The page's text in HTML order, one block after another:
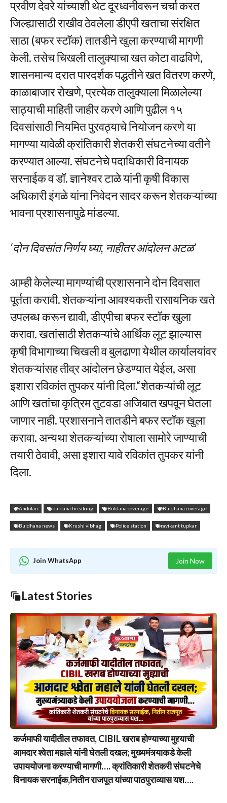
प्रवीण देवरे यांच्याशी थेट दूरध्वनीवरून चर्चा करत
जिल्ह्यासाठी राखीव ठेवलेला डीएपी खताचा संरक्षित
साठा (बफर स्टॉक) तातडीने खुला करण्याची मागणी
केली. तसेच चिखली तालुक्याचा खत कोटा वाढविणे,
शासनमान्य दरात पारदर्शक पद्धतीने खत वितरण करणे,
काळाबाजार रोखणे, प्रत्येक तालुक्याला मिळालेल्या
साठ्याची माहिती जाहीर करणे आणि पुढील १५
दिवसांसाठी नियमित पुरवठ्याचे नियोजन करणे या
मागण्या यावेळी क्रांतिकारी शेतकरी संघटनेच्या वतीने
करण्यात आल्या. संघटनेचे पदाधिकारी विनायक
सरनाईक व डॉ. ज्ञानेश्वर टाळे यांनी कृषी विकास
अधिकारी इंगळे यांना निवेदन सादर करून शेतकऱ्यांच्या
भावना प्रशासनापुढे मांडल्या.
‘दोन दिवसांत निर्णय घ्या, नाहीतर आंदोलन अटळ’
आम्ही केलेल्या मागण्यांची प्रशासनाने दोन दिवसात
पूर्तता करावी. शेतकऱ्यांना आवश्यकती रासायनिक खते
उपलब्ध करून द्यावी, डीएपीचा बफर स्टॉक खुला
करावा. खतांसाठी शेतकऱ्यांचे आर्थिक लूट झाल्यास
कृषी विभागाच्या चिखली व बुलढाणा येथील कार्यालयांवर
शेतकऱ्यांसह तीव्र आंदोलन छेडण्यात येईल, असा
इशारा रविकांत तुपकर यांनी दिला.“शेतकऱ्यांची लूट
आणि खतांचा कृत्रिम तुटवडा अजिबात खपवून घेतला
जाणार नाही. प्रशासनाने तातडीने बफर स्टॉक खुला
करावा. अन्यथा शेतकऱ्यांच्या रोषाला सामोरे जाण्याची
तयारी ठेवावी, असा इशारा यावे रविकांत तुपकर यांनी
दिला.
Andolan buldana breaking Buldana coverage Buldhana coverage
Buldhana news Krushi vibhag Police station ravikant tupkar
Join WhatsApp Join Now
Latest Stories
कर्जमाफी यादीतील तफावत, CIBIL खराब होण्याच्या मुद्द्याची
आमदार श्वेता महाले यांनी घेतली दखल; मुख्यमंत्र्याकडे केली
उपाययोजना करण्याची मागणी…. क्रांतिकारी शेतकरी संघटनेचे
विनायक सरनाईक,नितीन राजपूत यांच्या पाठपुराव्यास यश….